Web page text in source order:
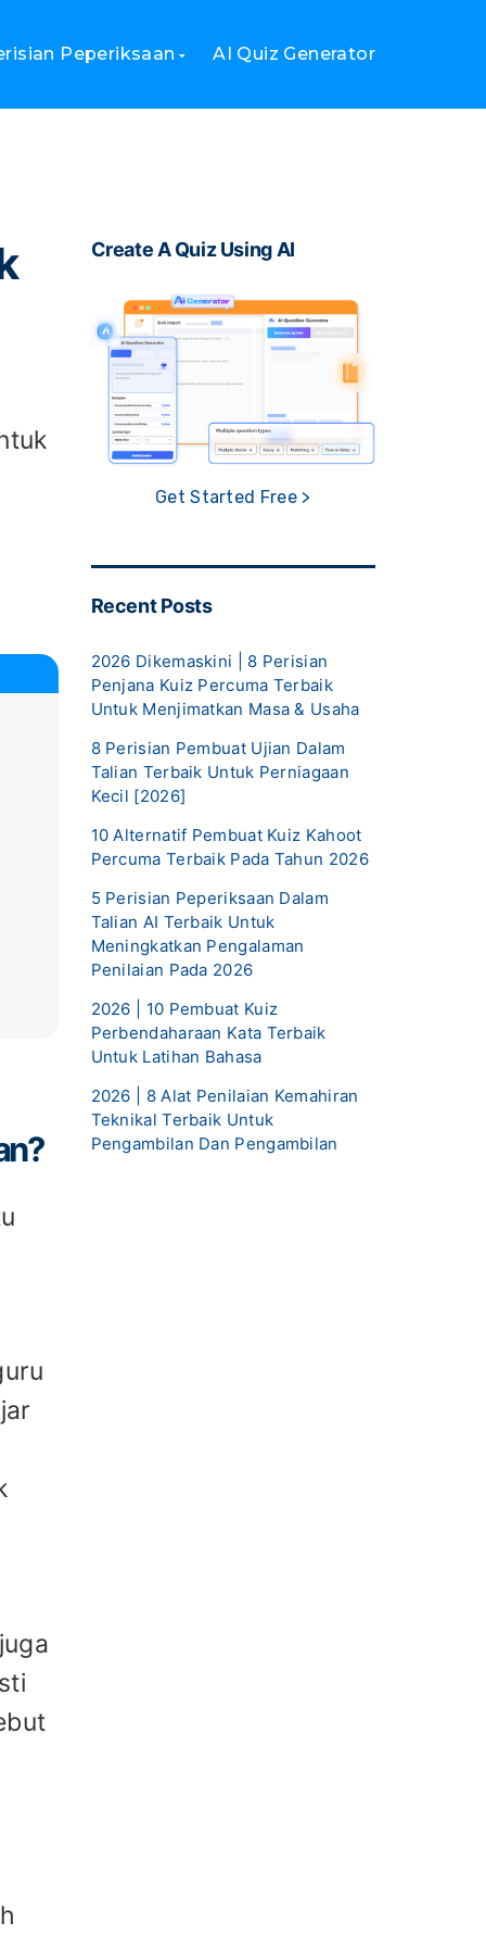
Peperiksaan AI Quiz Generator
Create A Quiz Using AI
Get Started Free >
Recent Posts
2026 Dikemaskini | 8 Perisian
Penjana Kuiz Percuma Terbaik
Untuk Menjimatkan Masa & Usaha
8 Perisian Pembuat Ujian Dalam
Talian Terbaik Untuk Perniagaan
Kecil [2026]
10 Alternatif Pembuat Kuiz Kahoot
Percuma Terbaik Pada Tahun 2026
5 Perisian Peperiksaan Dalam
Talian AI Terbaik Untuk
Meningkatkan Pengalaman
Penilaian Pada 2026
2026 | 10 Pembuat Kuiz
Perbendaharaan Kata Terbaik
Untuk Latihan Bahasa
2026 | 8 Alat Penilaian Kemahiran
Teknikal Terbaik Untuk
Pengambilan Dan Pengambilan